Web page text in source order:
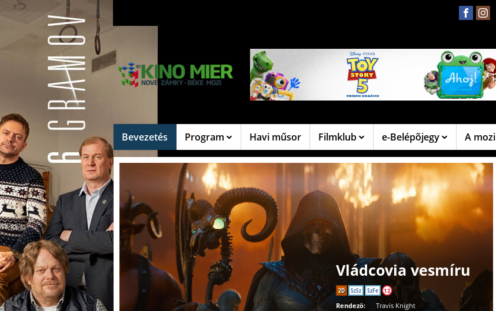
Bevezetés Program Havi műsor Filmklub e-Belépõjegy A mozi
Vládcovia vesmíru
2D SzSz SzFe 12
Rendezö:
Travis Knight